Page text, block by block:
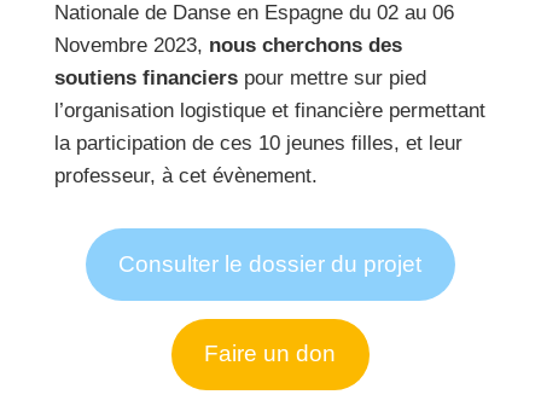
Nationale de Danse en Espagne du 02 au 06
Novembre 2023, nous cherchons des
soutiens financierspour mettre sur pied
l’organisation logistique et financière permettant
la participation de ces 10 jeunes filles, et leur
professeur, à cet évènement.
Consulter le dossier du projet
Faire un don